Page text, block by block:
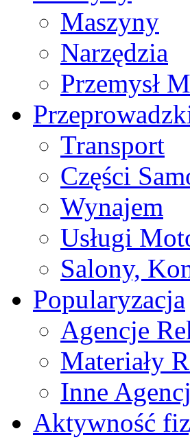
Maszyny
Narzędzia
Przemysł
Transport
Części
Wynajem
Usługi
Salony,
Popularyzacja
Agencje
Materiały
Inne
Aktywność